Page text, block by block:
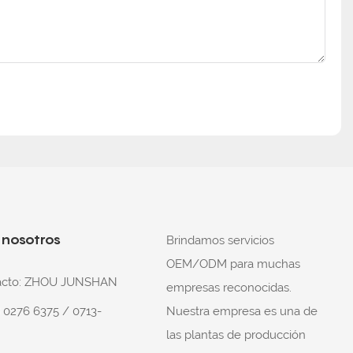
ZHOU JUNSHAN
0276 6375 / 0713-
Brindamos servicios
OEM/ODM para muchas
empresas reconocidas.
Nuestra empresa es una de
las plantas de producción